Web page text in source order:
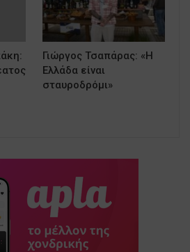
Γιώργος Τσαπάρας: «Η
Ελλάδα είναι
σταυροδρόμι»